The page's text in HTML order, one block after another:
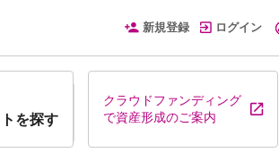
新規登録 ログイン
を探す
クラウドファンディング
で資産形成のご案内